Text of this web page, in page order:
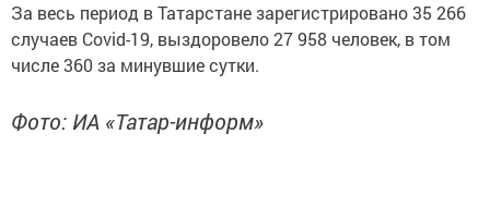
За весь период в Татарстане зарегистрировано 35 266
случаев Covid-19, выздоровело 27 958 человек, в том
числе 360 за минувшие сутки.
Фото: ИА «Татар-информ»